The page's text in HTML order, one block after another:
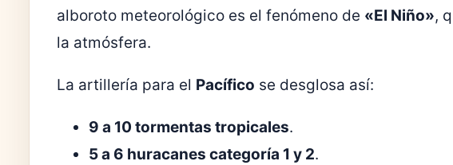
alboroto meteorológico es el fenómeno de «El Niño»,
la atmósfera.
La artillería para el Pacífico se desglosa así:
9 a 10 tormentas tropicales.
5 a 6 huracanes categoría 1 y 2.